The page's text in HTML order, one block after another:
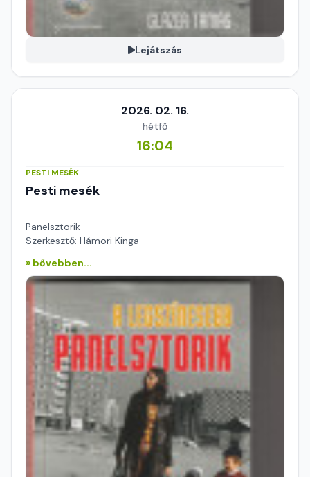
Lejátszás
2026. 02. 16.
hétfő
16:04
PESTI MESÉK
Pesti mesék
Panelsztorik
Szerkesztő: Hámori Kinga
» bővebben...